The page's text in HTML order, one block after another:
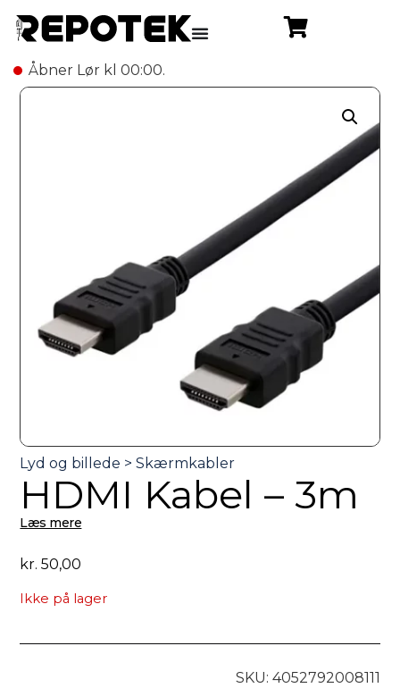
Åbner Lør kl 00:00.
HDMI Kabel – 3m
Læs mere
kr. 50,00
Ikke på lager
SKU: 4052792008111